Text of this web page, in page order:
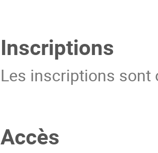
Inscriptions
Les inscriptions sont
Accès